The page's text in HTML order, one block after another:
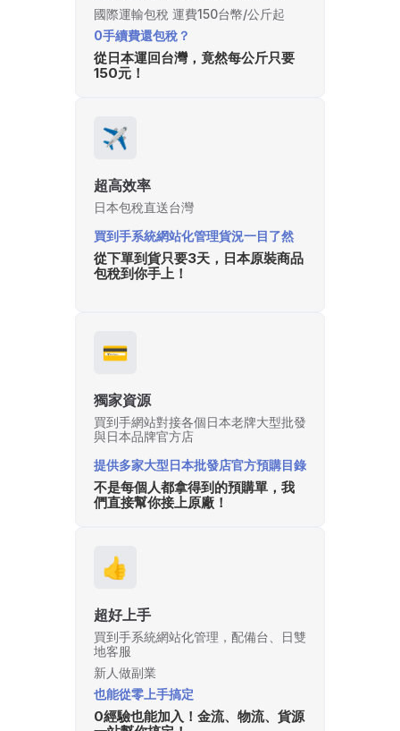
國際運輸包稅 運費150台幣/公斤起
0手續費還包稅？
從日本運回台灣，竟然每公斤只要
150元！
✈️
超高效率
日本包稅直送台灣
買到手系統網站化管理貨況一目了然
從下單到貨只要3天，日本原裝商品
包稅到你手上！
💳
獨家資源
買到手網站對接各個日本老牌大型批發
與日本品牌官方店
提供多家大型日本批發店官方預購目錄
不是每個人都拿得到的預購單，我
們直接幫你接上原廠！
👍
超好上手
買到手系統網站化管理，配備台、日雙
地客服
新人做副業
也能從零上手搞定
0經驗也能加入！金流、物流、貨源